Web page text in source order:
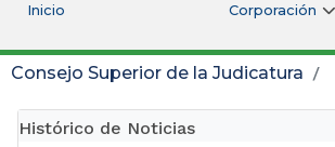
Inicio Corporación
Consejo Superior de la Judicatura
Histórico de Noticias